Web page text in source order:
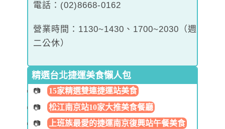
電話：(02)8668-0162
營業時間：1130~1430、1700~2030（週
二公休）
精選台北捷運美食懶人包
15家精選雙連捷運站美食
松江南京站10家大推美食餐廳
上班族最愛的捷運南京復興站午餐美食